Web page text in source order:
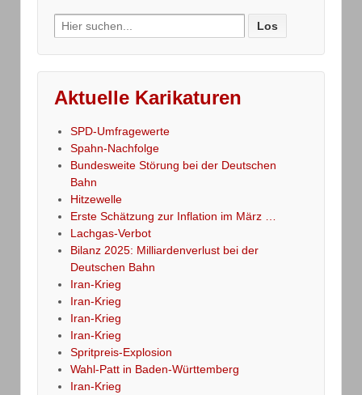
Search
for:
Aktuelle Karikaturen
SPD-Umfragewerte
Spahn-Nachfolge
Bundesweite Störung bei der Deutschen
Bahn
Hitzewelle
Erste Schätzung zur Inflation im März …
Lachgas-Verbot
Bilanz 2025: Milliardenverlust bei der
Deutschen Bahn
Iran-Krieg
Iran-Krieg
Iran-Krieg
Iran-Krieg
Spritpreis-Explosion
Wahl-Patt in Baden-Württemberg
Iran-Krieg